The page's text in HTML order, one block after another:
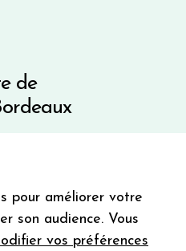
de
pour améliorer votre
son audience. Vous
vos préférences
votre première commande
d'achat